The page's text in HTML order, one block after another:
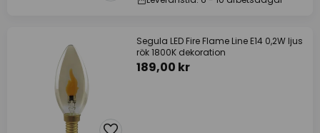
Segula LED Fire Flame Line E14 0,2W ljus
rök 1800K dekoration
189,00 kr